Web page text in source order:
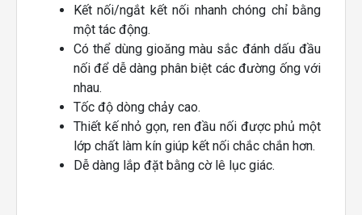
Kết nối/ngắt kết nối nhanh chóng chỉ bằng
một tác động.
Có thể dùng gioăng màu sắc đánh dấu đầu
nối để dễ dàng phân biệt các đường ống với
nhau.
Tốc độ dòng chảy cao.
Thiết kế nhỏ gọn, ren đầu nối được phủ một
lớp chất làm kín giúp kết nối chắc chắn hơn.
Dễ dàng lắp đặt bằng cờ lê lục giác.